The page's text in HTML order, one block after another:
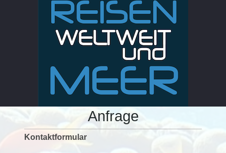
Anfrage
Kontaktformular